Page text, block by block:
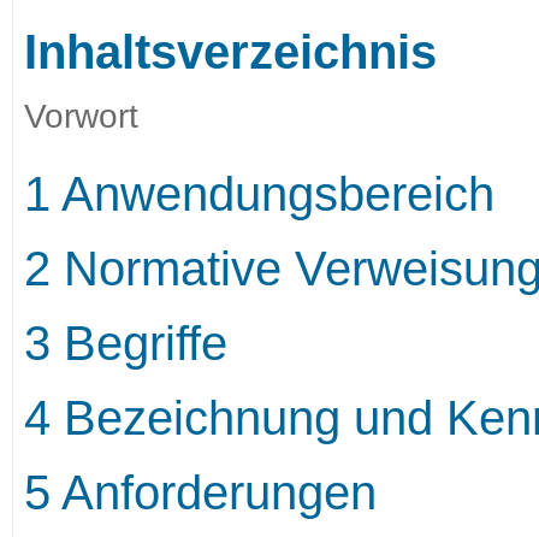
Inhaltsverzeichnis
Vorwort
1 Anwendungsbereich
2 Normative
3 Begriffe
4 Bezeichnung und
5 Anforderungen